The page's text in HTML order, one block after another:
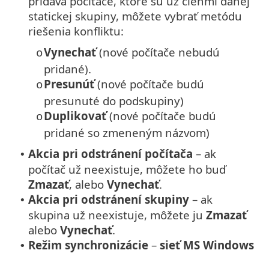
statickej skupiny, môžete vybrať metódu
riešenia konfliktu:
oVynechať(nové počítače nebudú
pridané).
oPresunúť(nové počítače budú
presunuté do podskupiny)
oDuplikovať(nové počítače budú
pridané so zmeneným názvom)
• Akcia pri odstránení počítača – ak
počítač už neexistuje, môžete ho buď
Zmazať, alebo Vynechať.
• Akcia pri odstránení skupiny – ak
skupina už neexistuje, môžete ju Zmazať
alebo Vynechať.
• Režim synchronizácie – sieť MS Windows